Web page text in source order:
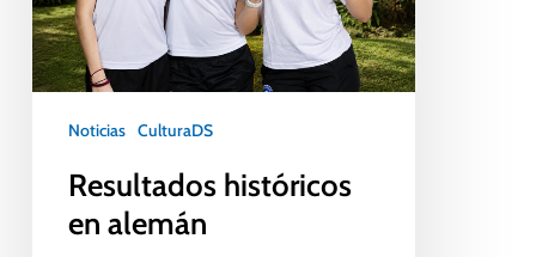
Noticias CulturaDS
Resultados históricos
en alemán